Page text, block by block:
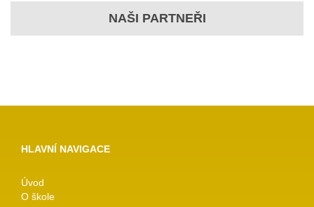
NAŠI PARTNEŘI
HLAVNÍ NAVIGACE
Úvod
O škole